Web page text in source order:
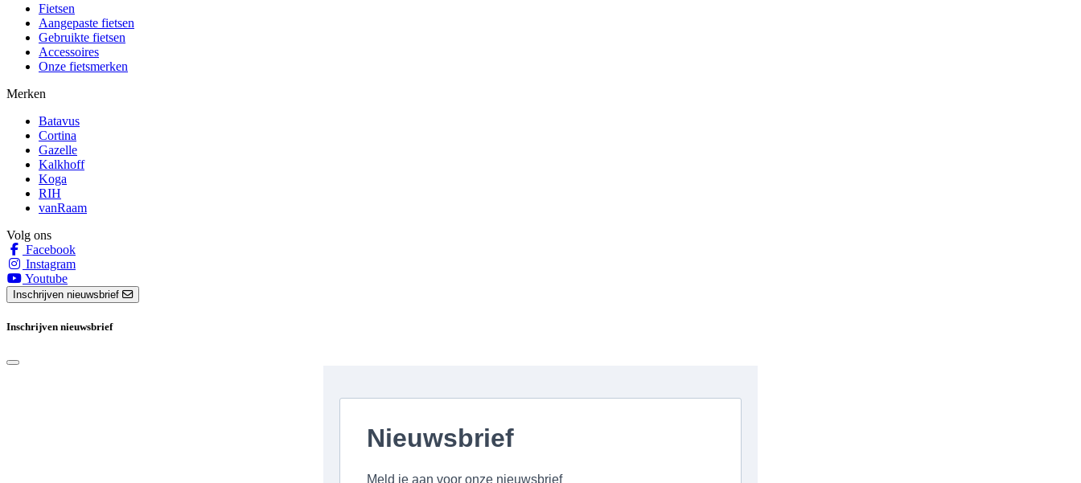
Fietsen
Aangepaste fietsen
Gebruikte fietsen
Accessoires
Onze fietsmerken
Merken
Batavus
Cortina
Gazelle
Kalkhoff
Koga
RIH
vanRaam
Volg ons
Facebook
Instagram
Youtube
Inschrijven nieuwsbrief
Inschrijven nieuwsbrief